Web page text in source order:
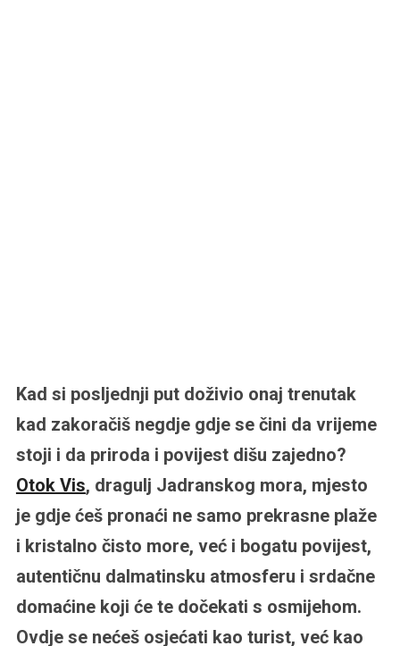
Kad si posljednji put doživio onaj trenutak
kad zakoračiš negdje gdje se čini da vrijeme
stoji i da priroda i povijest dišu zajedno?
Otok Vis, dragulj Jadranskog mora, mjesto
je gdje ćeš pronaći ne samo prekrasne plaže
i kristalno čisto more, već i bogatu povijest,
autentičnu dalmatinsku atmosferu i srdačne
domaćine koji će te dočekati s osmijehom.
Ovdje se nećeš osjećati kao turist, već kao